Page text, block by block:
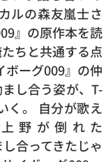
ルの森友嵐士さ
』の原作本を読
ちと共通する点
ボーグ009』の仲
し合う姿が、T-
く。 自分が歌え
野が倒れた
合ってきたじゃ